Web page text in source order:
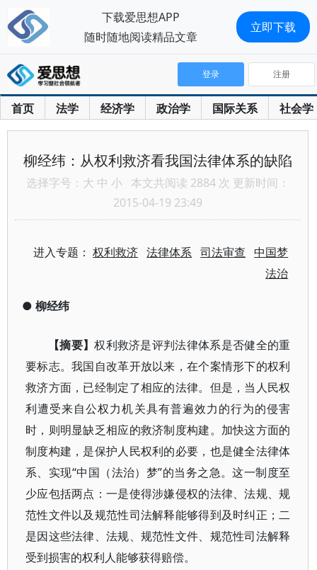
首页 法学 经济学 政治学 国际关系 社会学
登录 注册
柳经纬：从权利救济看我国法律体系的缺陷
选择字号： 大 中 小 本文共阅读 2884 次 更新时间：
2015-04-19 23:49
进入专题：权利救济 法律体系 司法审查
中国梦
法治
● 柳经纬
【摘要】权利救济是评判法律体系是否健全的重
要标志。我国自改革开放以来，在个案情形下的权利
救济方面，已经制定了相应的法律。但是，当人民权
利遭受来自公权力机关具有普遍效力的行为的侵害
时，则明显缺乏相应的救济制度构建。加快这方面的
制度构建，是保护人民权利的必要，也是健全法律体
系、实现“中国（法治）梦”的当务之急。这一制度至
少应包括两点：一是使得涉嫌侵权的法律、法规、规
范性文件以及规范性司法解释能够得到及时纠正；二
是因这些法律、法规、规范性文件、规范性司法解释
受到损害的权利人能够获得赔偿。
下载爱思想APP
随时随地阅读精品文章
立即下载